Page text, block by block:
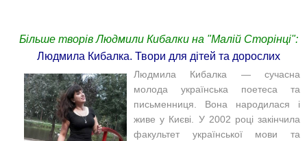
Більше творів Людмили Кибалки на "Малій Сторінці":
Людмила Кибалка. Твори для дітей та дорослих
Людмила Кибалка — сучасна
молода українська поетеса та
письменниця. Вона народилася і
живе у Києві. У 2002 році закінчила
факультет української мови та